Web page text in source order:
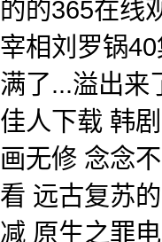
的的365在线
宰相刘罗锅
满了...溢出来
佳人下载 韩
画无修 念念
看 远古复苏
减 原生之罪